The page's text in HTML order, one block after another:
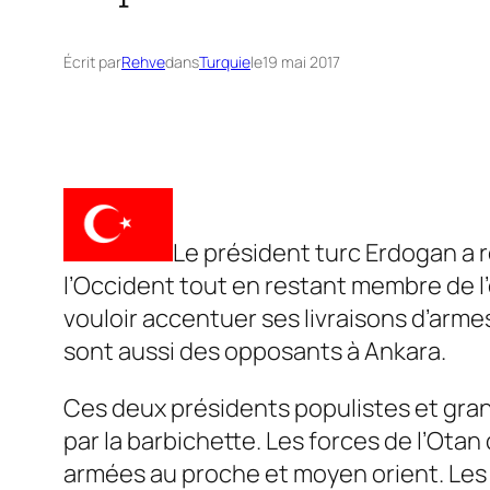
Écrit parRehvedansTurquiele19 mai 2017
Le président turc Erdogan a
l’Occident tout en restant membre de
vouloir accentuer ses livraisons
sont aussi des opposants à Ankara.
Ces deux présidents populistes et
par la barbichette. Les forces de
armées au proche et moyen orient.